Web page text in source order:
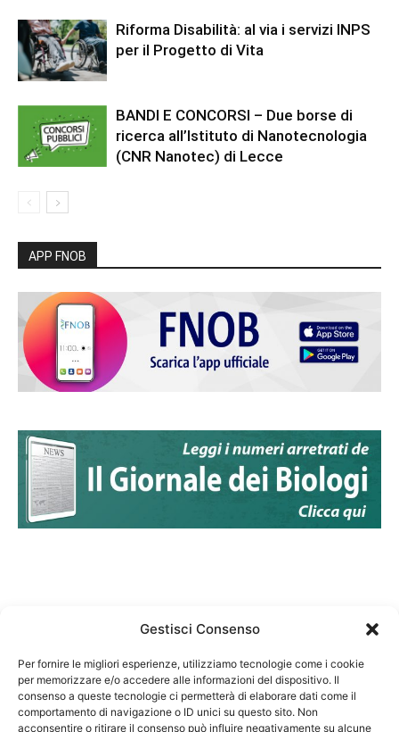
Gestisci Consenso
Per fornire le migliori esperienze, utilizziamo tecnologie come i cookie
per memorizzare e/o accedere alle informazioni del dispositivo. Il
consenso a queste tecnologie ci permetterà di elaborare dati come il
comportamento di navigazione o ID unici su questo sito. Non
acconsentire o ritirare il consenso può influire negativamente su alcune
Riforma Disabilità: al via i servizi INPS
per il Progetto di Vita
BANDI E CONCORSI – Due borse di
ricerca all’Istituto di Nanotecnologia
(CNR Nanotec) di Lecce
APP FNOB
Federazione Nazionale Degli Ordini dei Biologi:
codice fiscale 80069130583
Responsabile sito internet www.fnob.it: